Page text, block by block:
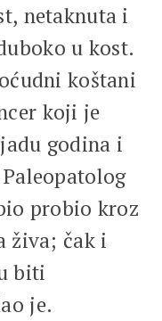
netaknuta i
u kost.
koštani
koji je
godina i
probio kroz
živa; čak i
biti
je.